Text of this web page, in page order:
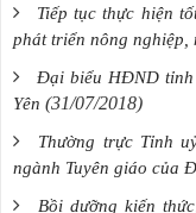
Tiếp tục thực hiện
phát triển nông nghiệp,
Đại biểu HĐND tỉnh
Yên (31/07/2018)
Thường trực Tỉnh
ngành Tuyên giáo của
Bồi dưỡng kiến